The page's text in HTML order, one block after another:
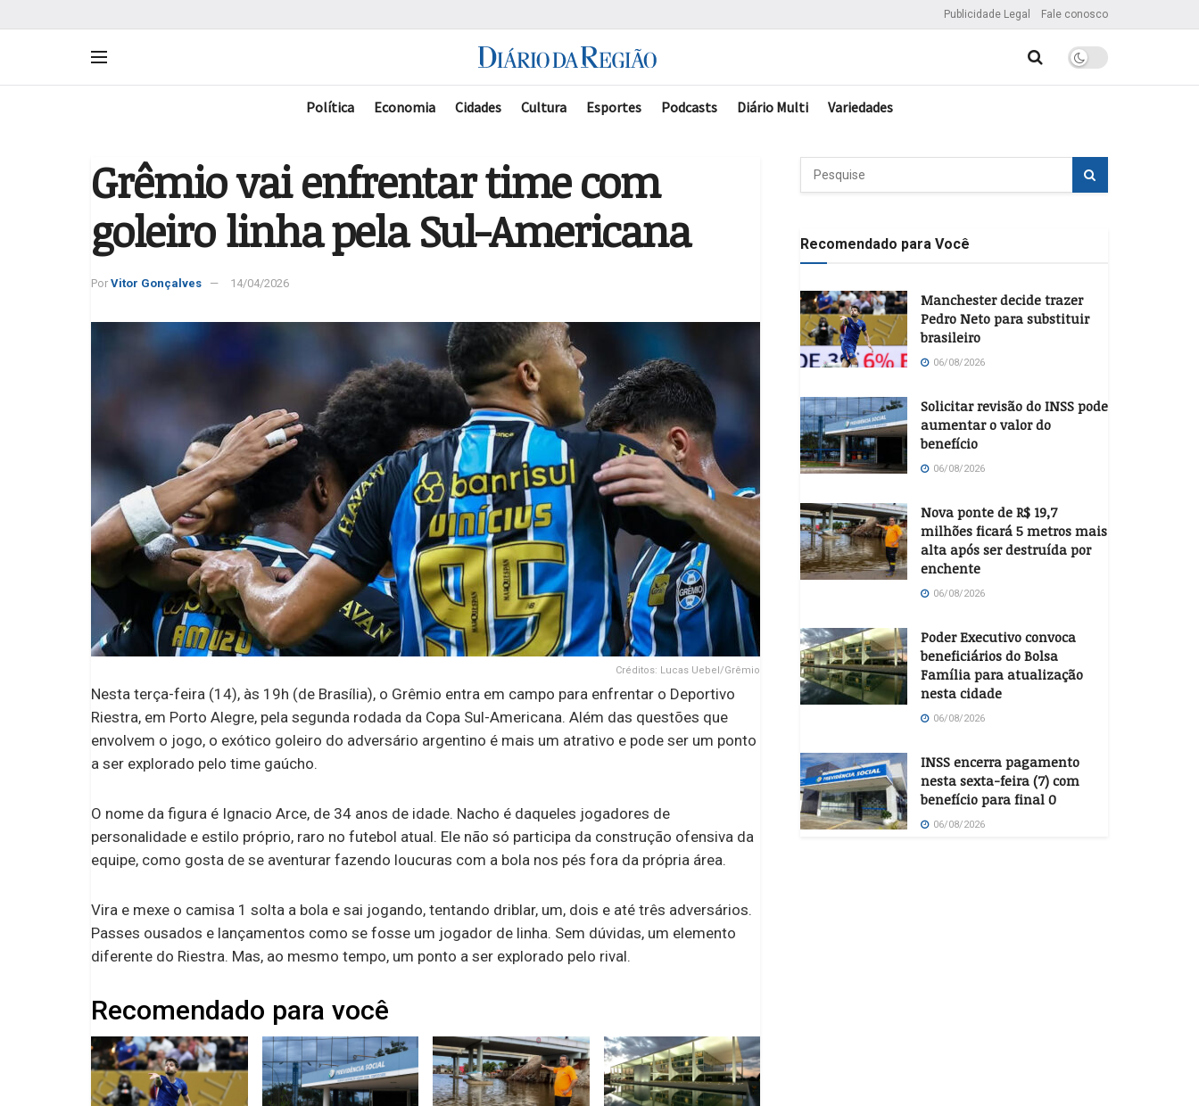
Publicidade Legal Fale conosco
Política Economia Cidades Cultura Esportes Podcasts Diário Multi Variedades
Grêmio vai enfrentar time com
goleiro linha pela Sul-Americana
Por Vitor Gonçalves 14/04/2026
Créditos: Lucas Uebel/Grêmio
Nesta terça-feira (14), às 19h (de Brasília), o Grêmio entra em campo para enfrentar o Deportivo
Riestra, em Porto Alegre, pela segunda rodada da Copa Sul-Americana. Além das questões que
envolvem o jogo, o exótico goleiro do adversário argentino é mais um atrativo e pode ser um ponto
a ser explorado pelo time gaúcho.
O nome da figura é Ignacio Arce, de 34 anos de idade. Nacho é daqueles jogadores de
personalidade e estilo próprio, raro no futebol atual. Ele não só participa da construção ofensiva da
equipe, como gosta de se aventurar fazendo loucuras com a bola nos pés fora da própria área.
Vira e mexe o camisa 1 solta a bola e sai jogando, tentando driblar, um, dois e até três adversários.
Passes ousados e lançamentos como se fosse um jogador de linha. Sem dúvidas, um elemento
diferente do Riestra. Mas, ao mesmo tempo, um ponto a ser explorado pelo rival.
Recomendado para você
Recomendado para Você
Manchester decide trazer
Pedro Neto para substituir
brasileiro
06/08/2026
Solicitar revisão do INSS pode
aumentar o valor do
benefício
06/08/2026
Nova ponte de R$ 19,7
milhões ficará 5 metros mais
alta após ser destruída por
enchente
06/08/2026
Poder Executivo convoca
beneficiários do Bolsa
Família para atualização
nesta cidade
06/08/2026
INSS encerra pagamento
nesta sexta-feira (7) com
benefício para final 0
06/08/2026